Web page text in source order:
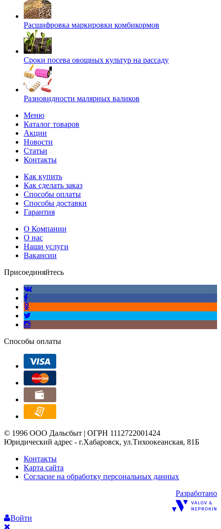
Расшифровка маркировки комбикормов
Сроки посева овощных культур на рассаду
Разновидности малярных валиков
Меню
Каталог товаров
Акции
Новости
Статьи
Контакты
Как купить
Как сделать заказ
Способы оплаты
Способы доставки
Гарантия
О Компании
О нас
Наши услуги
Вакансии
Присоединяйтесь
Способы оплаты
© 1996 ООО Дальсбыт | ОГРН 1112722001424
Юридический адрес - г.Хабаровск, ул.Тихоокеанская, 81Б
Контакты
Карта сайта
Согласие на обработку персональных данных
Разработано
Войти